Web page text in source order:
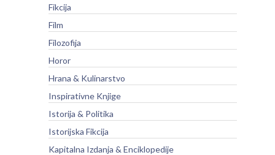
Fikcija
Film
Filozofija
Horor
Hrana & Kulinarstvo
Inspirativne Knjige
Istorija & Politika
Istorijska Fikcija
Kapitalna Izdanja & Enciklopedije